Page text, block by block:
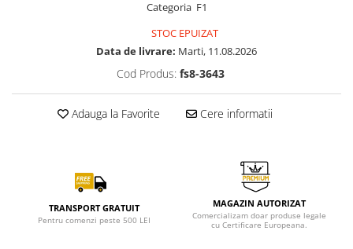
Categoria F1
STOC EPUIZAT
Data de livrare: Marti, 11.08.2026
Cod Produs: fs8-3643
Adauga la Favorite Cere informatii
TRANSPORT GRATUIT
Pentru comenzi peste 500 LEI
MAGAZIN AUTORIZAT
Comercializam doar produse legale
cu Certificare Europeana.